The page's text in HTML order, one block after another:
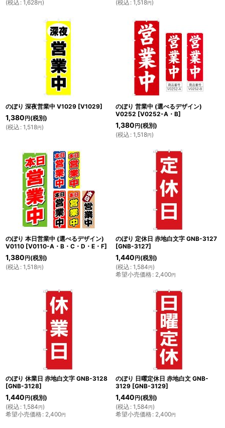
(税込 : 1,628円)
(税込 : 1,518円)
のぼり 深夜営業中 V1029 [V1029]
1,380 円 (税別)
(税込 : 1,518円)
のぼり 営業中 (選べるデザイン)
V0252 [V0252-A・B]
1,380 円 (税別)
(税込 : 1,518円)
のぼり 本日営業中 (選べるデザイン)
V0110 [V0110-A・B・C・D・E・F]
1,380 円 (税別)
(税込 : 1,518円)
のぼり 定休日 赤地白文字 GNB-3127
[GNB-3127]
1,440 円 (税別)
(税込 : 1,584円)
希望小売価格: 2,400円
のぼり 休業日 赤地白文字 GNB-3128
[GNB-3128]
1,440 円 (税別)
(税込 : 1,584円)
希望小売価格: 2,400円
のぼり 日曜定休日 赤地白文 GNB-
3129 [GNB-3129]
1,440 円 (税別)
(税込 : 1,584円)
希望小売価格: 2,400円